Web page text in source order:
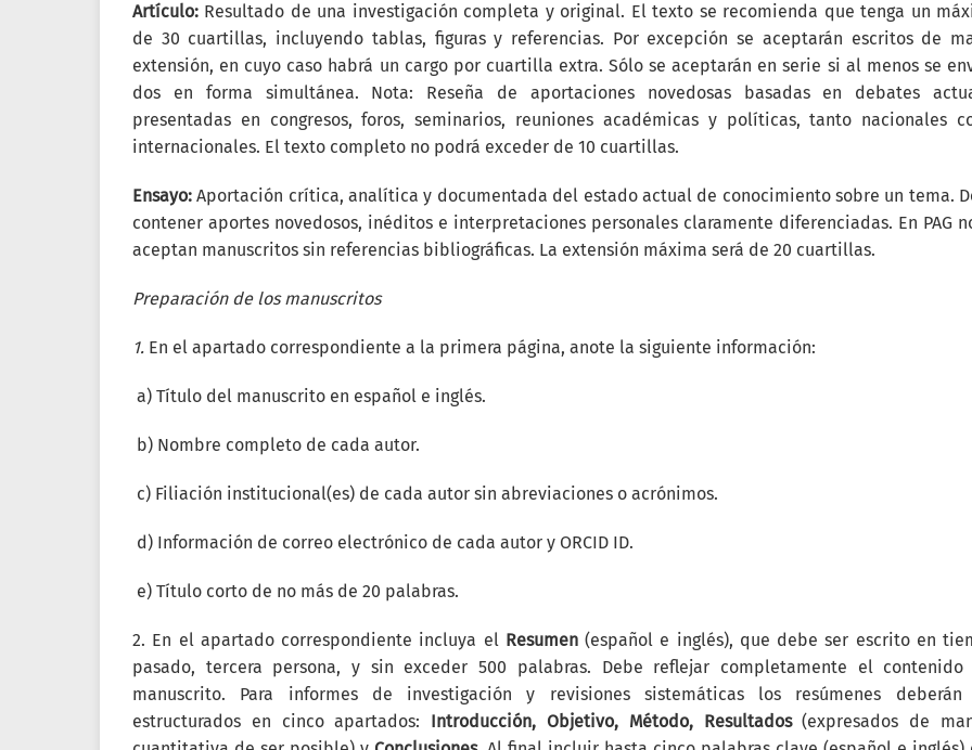
Artículo: Resultado de una investigación completa y original. El texto se recomienda que tenga un
de 30 cuartillas, incluyendo tablas, figuras y referencias. Por excepción se aceptarán escritos de
extensión, en cuyo caso habrá un cargo por cuartilla extra. Sólo se aceptarán en serie si al menos se
dos en forma simultánea. Nota: Reseña de aportaciones novedosas basadas en debates
presentadas en congresos, foros, seminarios, reuniones académicas y políticas, tanto nacionales
internacionales. El texto completo no podrá exceder de 10 cuartillas.
Ensayo: Aportación crítica, analítica y documentada del estado actual de conocimiento sobre un tema.
contener aportes novedosos, inéditos e interpretaciones personales claramente diferenciadas. En PAG
aceptan manuscritos sin referencias bibliográficas. La extensión máxima será de 20 cuartillas.
Preparación de los manuscritos
1. En el apartado correspondiente a la primera página, anote la siguiente información:
a) Título del manuscrito en español e inglés.
b) Nombre completo de cada autor.
c) Filiación institucional(es) de cada autor sin abreviaciones o acrónimos.
d) Información de correo electrónico de cada autor y ORCID ID.
e) Título corto de no más de 20 palabras.
2. En el apartado correspondiente incluya el Resumen (español e inglés), que debe ser escrito en
pasado, tercera persona, y sin exceder 500 palabras. Debe reflejar completamente el
manuscrito. Para informes de investigación y revisiones sistemáticas los resúmenes deberán
estructurados en cinco apartados: Introducción, Objetivo, Método, Resultados(expresados de